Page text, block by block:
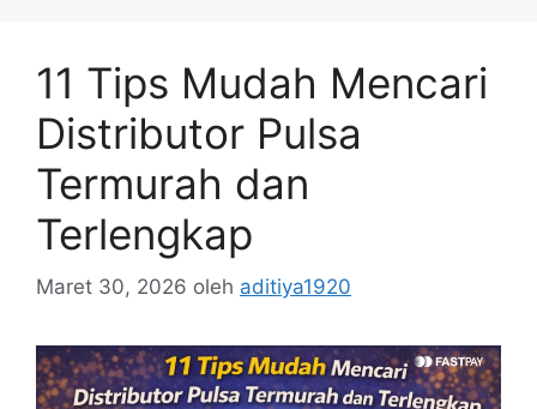
11 Tips Mudah Mencari
Distributor Pulsa
Termurah dan
Terlengkap
Maret 30, 2026 oleh aditiya1920